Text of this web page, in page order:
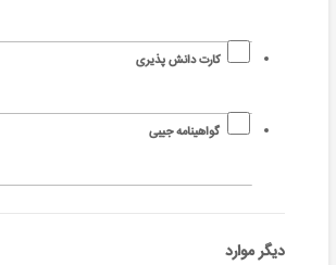
کارت دانش پذیری
گواهینامه جیبی
دیگر موارد